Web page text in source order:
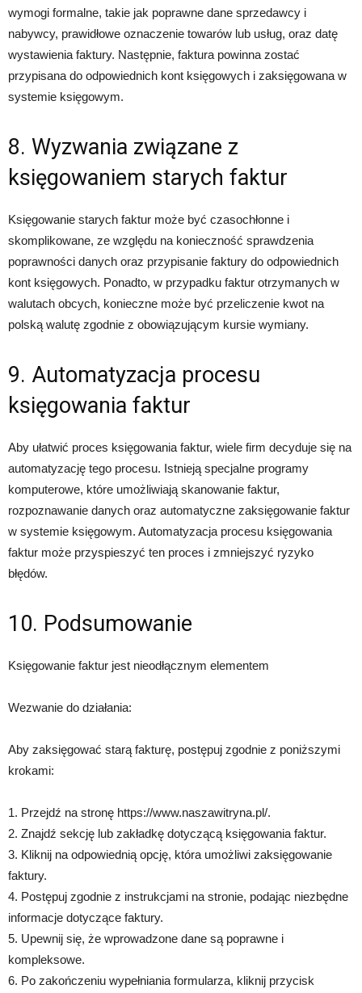
wymogi formalne, takie jak poprawne dane sprzedawcy i
nabywcy, prawidłowe oznaczenie towarów lub usług, oraz datę
wystawienia faktury. Następnie, faktura powinna zostać
przypisana do odpowiednich kont księgowych i zaksięgowana w
systemie księgowym.
8. Wyzwania związane z
księgowaniem starych faktur
Księgowanie starych faktur może być czasochłonne i
skomplikowane, ze względu na konieczność sprawdzenia
poprawności danych oraz przypisanie faktury do odpowiednich
kont księgowych. Ponadto, w przypadku faktur otrzymanych w
walutach obcych, konieczne może być przeliczenie kwot na
polską walutę zgodnie z obowiązującym kursie wymiany.
9. Automatyzacja procesu
księgowania faktur
Aby ułatwić proces księgowania faktur, wiele firm decyduje się na
automatyzację tego procesu. Istnieją specjalne programy
komputerowe, które umożliwiają skanowanie faktur,
rozpoznawanie danych oraz automatyczne zaksięgowanie faktur
w systemie księgowym. Automatyzacja procesu księgowania
faktur może przyspieszyć ten proces i zmniejszyć ryzyko
błędów.
10. Podsumowanie
Księgowanie faktur jest nieodłącznym elementem
Wezwanie do działania:
Aby zaksięgować starą fakturę, postępuj zgodnie z poniższymi
krokami:
1. Przejdź na stronę https://www.naszawitryna.pl/.
2. Znajdź sekcję lub zakładkę dotyczącą księgowania faktur.
3. Kliknij na odpowiednią opcję, która umożliwi zaksięgowanie
faktury.
4. Postępuj zgodnie z instrukcjami na stronie, podając niezbędne
informacje dotyczące faktury.
5. Upewnij się, że wprowadzone dane są poprawne i
kompleksowe.
6. Po zakończeniu wypełniania formularza, kliknij przycisk